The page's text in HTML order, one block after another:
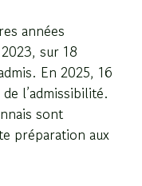
années
sur 18
En 2025, 16
l’admissibilité.
sont
préparation aux